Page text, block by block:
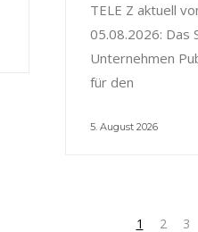
TELE Z aktuell
05.08.2026: Das
Unternehmen
für den
5. August 2026
1 2 3